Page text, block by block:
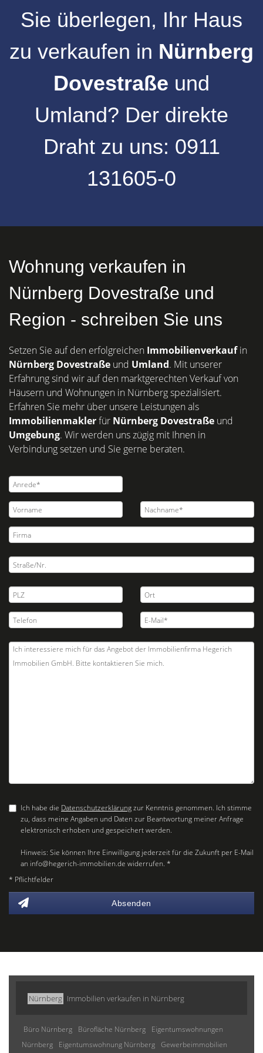
Sie überlegen, Ihr Haus
zu verkaufen in Nürnberg
Dovestraße und
Umland? Der direkte
Draht zu uns: 0911
131605-0
Wohnung verkaufen in
Nürnberg Dovestraße und
Region - schreiben Sie uns
Setzen Sie auf den erfolgreichen Immobilienverkaufin
Nürnberg Dovestraße und Umland. Mit unserer
Erfahrung sind wir auf den marktgerechten Verkauf von
Häusern und Wohnungen in Nürnberg spezialisiert.
Erfahren Sie mehr über unsere Leistungen als
Immobilienmaklerfür Nürnberg Dovestraße und
Umgebung. Wir werden uns zügig mit Ihnen in
Verbindung setzen und Sie gerne beraten.
Ich habe die Datenschutzerklärungzur Kenntnis genommen. Ich stimme
zu, dass meine Angaben und Daten zur Beantwortung meiner Anfrage
elektronisch erhoben und gespeichert werden.
Hinweis: Sie können Ihre Einwilligung jederzeit für die Zukunft per E-Mail
an info@hegerich-immobilien.de widerrufen. *
* Pflichtfelder
Absenden
Nürnberg Immobilien verkaufen in Nürnberg
Büro Nürnberg Bürofläche Nürnberg
Eigentumswohnungen
Nürnberg
Eigentumswohnung Nürnberg Gewerbeimmobilien